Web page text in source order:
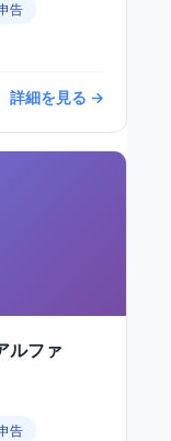
告
詳細を見る →
ルファ
告